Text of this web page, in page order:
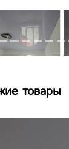
товары